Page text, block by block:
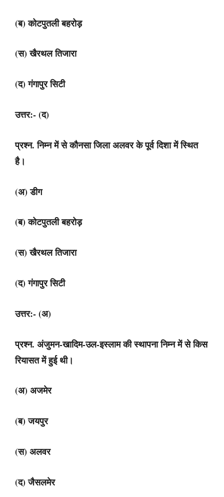
(ब) कोटपुतली बहरोड़
(स) खैरथल तिजारा
(द) गंगापुर सिटी
उत्तर:- (द)
प्रश्न. निम्न में से कौनसा जिला अलवर के पूर्व दिशा में स्थित
है।
(अ) डीग
(ब) कोटपुतली बहरोड़
(स) खैरथल तिजारा
(द) गंगापुर सिटी
उत्तर:- (अ)
प्रश्न. अंजुमन-खादिम-उल-इस्लाम की स्थापना निम्न में से किस
रियासत में हुई थी।
(अ) अजमेर
(ब) जयपुर
(स) अलवर
(द) जैसलमेर